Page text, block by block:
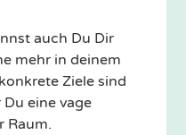
auch Du Dir
mehr in deinem
Ziele sind
eine vage
Raum.